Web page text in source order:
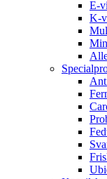
E-
K-